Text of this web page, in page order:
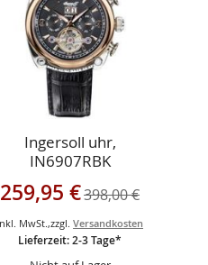
Ingersoll uhr,
IN6907RBK
Sonderangebot
259,95 €398,00 €
MwSt.,zzgl.Versandkosten
Lieferzeit: 2-3 Tage*